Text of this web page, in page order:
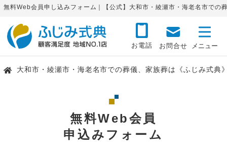
無料Web会員申し込みフォーム｜【公式】大和市・綾瀬市・海老名市での
お電話 お問合せ
大和市・綾瀬市・海老名市での葬儀、家族葬は《ふじみ式典
無料Web会員
申込みフォーム